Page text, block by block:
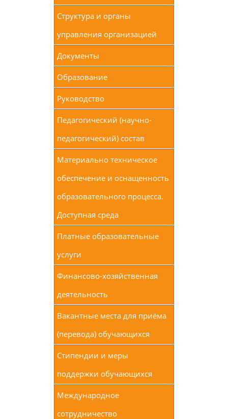
Структура и органы
управления организацией
Документы
Образование
Руководство
Педагогический (научно-
педагогический) состав
Материально техническое
обеспечение и оснащенность
образовательного процесса.
Доступная среда
Платные образовательные
услуги
Финансово-хозяйственная
деятельность
Вакантные места для приёма
(перевода) обучающихся
Стипендии и меры
поддержки обучающихся
Международное
сотрудничество